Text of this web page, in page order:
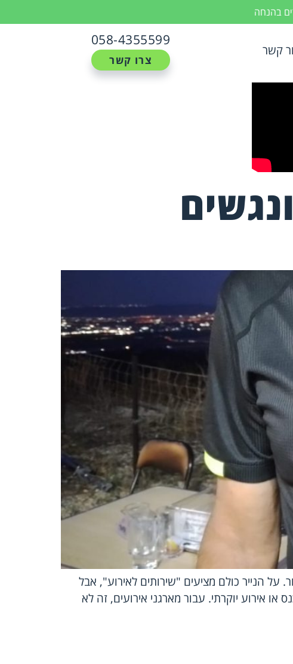
בהנחה
קשר
058-4355599
צרו קשר
על הנייר כולם מציעים "שירותים לאירוע", אבל
אירוע יוקרתי. עבור מארגני אירועים, זה לא